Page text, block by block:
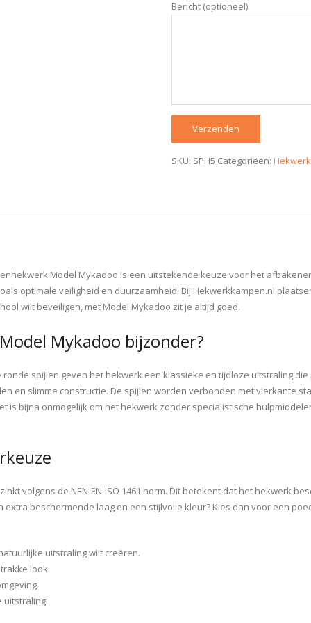
Bericht (optioneel)
SKU: SPH5 Categorieën: Hekwerk
Model Mykadoo is een uitstekende keuze voor het
optimale veiligheid en duurzaamheid. Bij Hekwerkkampen.nl
wilt beveiligen, met Model Mykadoo zit je altijd goed.
Mykadoo bijzonder?
spijlen geven het hekwerk een klassieke en tijdloze uitstraling
en slimme constructie. De spijlen worden verbonden met vierkante
is bijna onmogelijk om het hekwerk zonder specialistische
volgens de NEN-EN-ISO 1461 norm. Dit betekent dat het hekwerk
beschermende laag en een stijlvolle kleur? Kies dan voor een
uitstraling wilt creëren.
look.
uitstraling.